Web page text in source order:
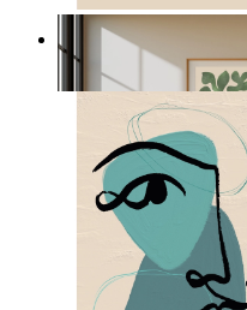
Nordiska gröna former
149 kr